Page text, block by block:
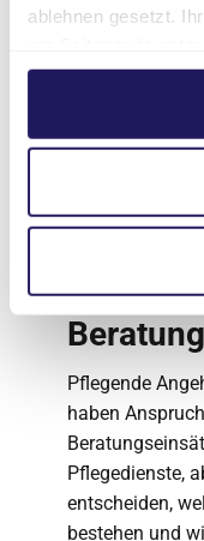
ablehnen gesetzt.
Weitere
Herr B.,
für die Mobilität
wie er die
korrekt führt.
§ 37
Pflegende
haben
Pflegedienste,
entscheiden,
bestehen und